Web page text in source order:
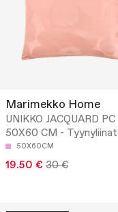
Marimekko Home
UNIKKO JACQUARD PC
50X60 CM - Tyynyliinat
50X60CM
19.50 € 30 €